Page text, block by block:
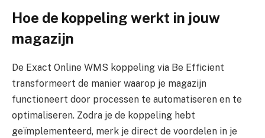
Hoe de koppeling werkt in jouw
magazijn
De Exact Online WMS koppeling via Be Efficient
transformeert de manier waarop je magazijn
functioneert door processen te automatiseren en te
optimaliseren. Zodra je de koppeling hebt
geïmplementeerd, merk je direct de voordelen in je